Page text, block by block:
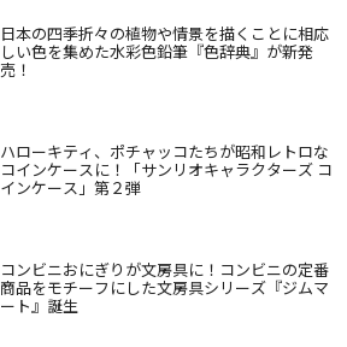
日本の四季折々の植物や情景を描くことに相応
しい色を集めた水彩色鉛筆『色辞典』が新発
売！
ハローキティ、ポチャッコたちが昭和レトロな
コインケースに！「サンリオキャラクターズ コ
インケース」第２弾
コンビニおにぎりが文房具に！コンビニの定番
商品をモチーフにした文房具シリーズ『ジムマ
ート』誕生